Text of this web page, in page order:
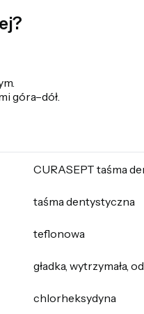
góra–dół.
CURASEPT taśma
taśma dentystyczna
teflonowa
gładka, wytrzymała,
chlorheksydyna